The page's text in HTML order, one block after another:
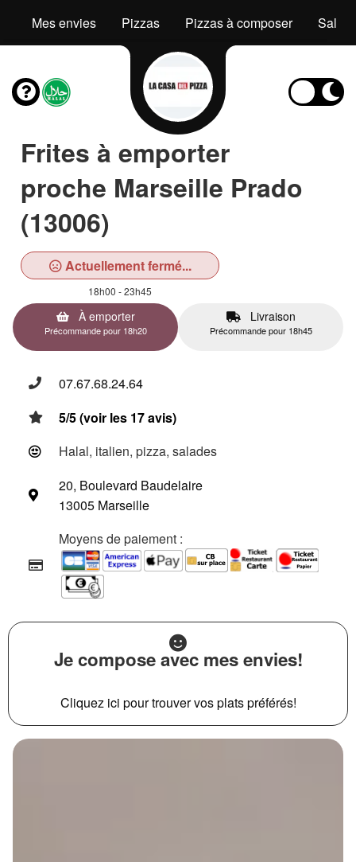
Mes envies Pizzas Pizzas à composer
Frites à emporter
proche Marseille Prado
(13006)
Actuellement fermé...
18h00 - 23h45
À emporter
Précommande pour 18h20
Livraison
Précommande pour 18h45
07.67.68.24.64
5/5 (voir les 17 avis)
Halal, italien, pizza, salades
20, Boulevard Baudelaire
13005 Marseille
Moyens de paiement :
Je compose avec mes envies!
Cliquez ici pour trouver vos plats préférés!